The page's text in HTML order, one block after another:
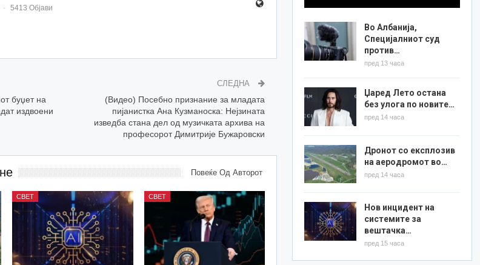
5413 Објави
буџет на
издвоени
СЛЕДНА
(Видео) Посебно признание за младата
пијанистка Ана Кузманоска: Нејзината
изведба стана дел од музичката архива на
професорот Димитрије Бужаровски
Повеќе Од Авторот
СВЕТ СВЕТ
Во Албанија,
Специјалниот суд
против…
пред 13 часа
Џаред Лето остана
без улога по новите…
пред 14 часа
Дронот со експлозив
на аеродромот во…
пред 14 часа
Нов инцидент на
системите за
вештачка…
пред 15 часа